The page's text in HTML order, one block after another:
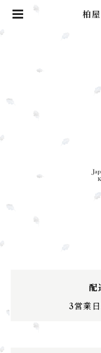
柏
配
3営業